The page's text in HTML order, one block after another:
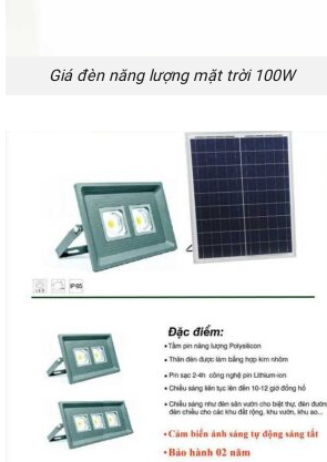
Giá đèn năng lượng mặt trời 100W